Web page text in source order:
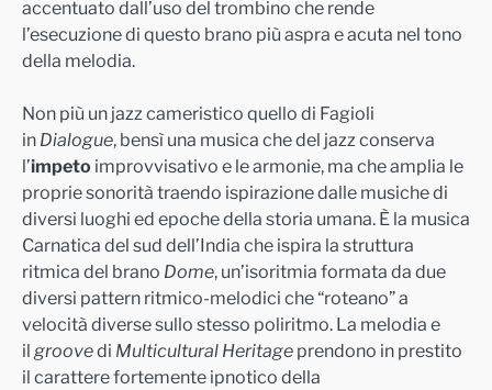
accentuato dall’uso del trombino che rende
l’esecuzione di questo brano più aspra e acuta nel tono
della melodia.
Non più un jazz cameristico quello di Fagioli
in Dialogue, bensì una musica che del jazz conserva
l’impeto improvvisativo e le armonie, ma che amplia le
proprie sonorità traendo ispirazione dalle musiche di
diversi luoghi ed epoche della storia umana. È la musica
Carnatica del sud dell’India che ispira la struttura
ritmica del brano Dome, un’isoritmia formata da due
diversi pattern ritmico-melodici che “roteano” a
velocità diverse sullo stesso poliritmo. La melodia e
il groovedi Multicultural Heritage prendono in prestito
il carattere fortemente ipnotico della